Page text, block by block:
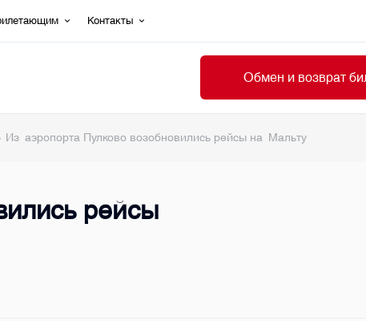
Контакты
Обмен и возврат
Из аэропорта Пулково возобновились рейсы на Мальту
рейсы